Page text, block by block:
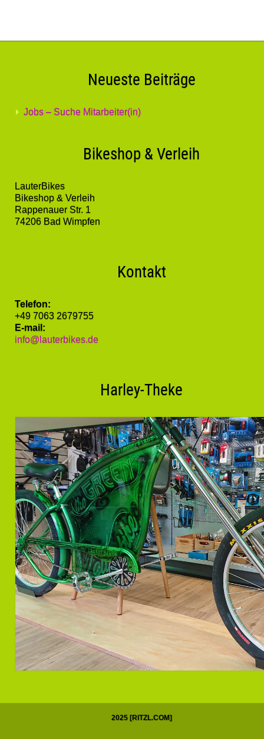
Neueste Beiträge
Jobs – Suche Mitarbeiter(in)
Bikeshop & Verleih
LauterBikes
Bikeshop & Verleih
Rappenauer Str. 1
74206 Bad Wimpfen
Kontakt
Telefon:
+49 7063 2679755
E-mail:
info@lauterbikes.de
Harley-Theke
2025 [RITZL.COM]